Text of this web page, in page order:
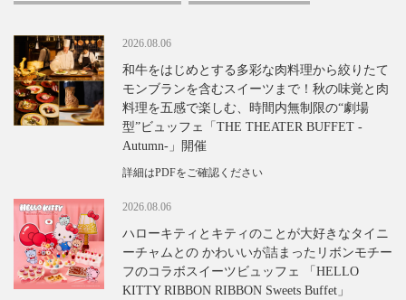
2026.08.06
和牛をはじめとする多彩な肉料理から絞りたて
モンブランを含むスイーツまで！秋の味覚と肉
料理を五感で楽しむ、時間内無制限の“劇場
型”ビュッフェ「THE THEATER BUFFET -
Autumn-」開催
詳細はPDFをご確認ください
2026.08.06
ハローキティとキティのことが大好きなタイニ
ーチャムとの かわいいが詰まったリボンモチー
フのコラボスイーツビュッフェ 「HELLO
KITTY RIBBON RIBBON Sweets Buffet」